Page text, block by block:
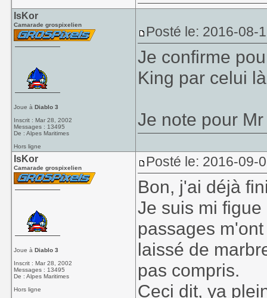
IsKor
Camarade grospixelien
Joue àDiablo 3
Inscrit : Mar 28, 2002
Messages : 13495
De : Alpes Maritimes
Hors ligne
Posté le: 2016-08-
Je confirme
King par celui
Je note pour
IsKor
Camarade grospixelien
Joue àDiablo 3
Inscrit : Mar 28, 2002
Messages : 13495
De : Alpes Maritimes
Hors ligne
Posté le: 2016-09-
Bon, j'ai déjà
Je suis mi
passages
laissé de
pas compris.
Ceci dit, ya